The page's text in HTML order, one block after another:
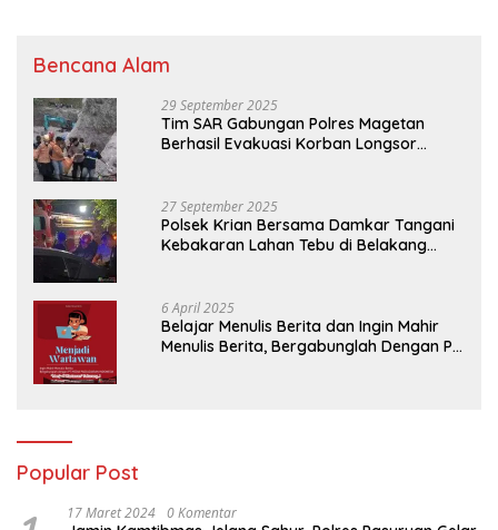
Bencana Alam
29 September 2025
Tim SAR Gabungan Polres Magetan
Berhasil Evakuasi Korban Longsor
27 September 2025
Polsek Krian Bersama Damkar Tangani
Kebakaran Lahan Tebu di Belakang
6 April 2025
Belajar Menulis Berita dan Ingin Mahir
Menulis Berita, Bergabunglah Dengan PT
Popular Post
17 Maret 2024 0 Komentar